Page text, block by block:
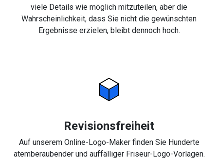
viele Details wie möglich mitzuteilen, aber die
Wahrscheinlichkeit, dass Sie nicht die gewünschten
Ergebnisse erzielen, bleibt dennoch hoch.
Revisionsfreiheit
Auf unserem Online-Logo-Maker finden Sie Hunderte
atemberaubender und auffälliger Friseur-Logo-Vorlagen.